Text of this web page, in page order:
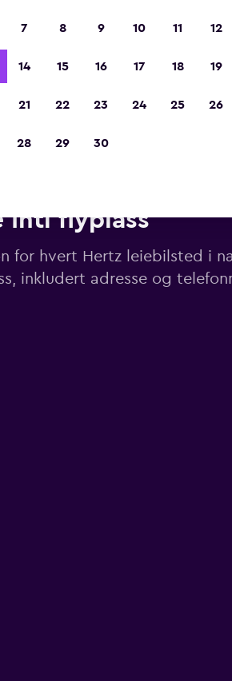
Intl flyplass
for hvert Hertz leiebilsted i
inkludert adresse og
7 8 9 10 11 12
14 15 16 17 18 19
21 22 23 24 25 26
28 29 30